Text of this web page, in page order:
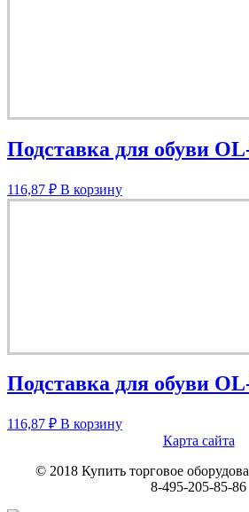
Подставка для обуви
116,87 ₽ В корзину
Подставка для обуви
116,87 ₽ В корзину
Карта сайта
© 2018 Купить торговое
8-495-205-85-86